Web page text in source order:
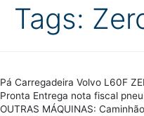
Tags:
Pá Carregadeira Volvo L60F
Pronta Entrega nota fiscal
OUTRAS MÁQUINAS: